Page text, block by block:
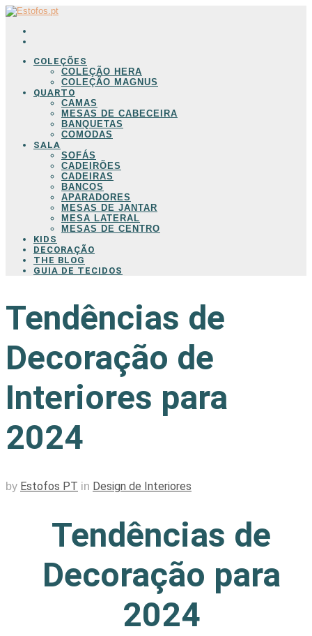
COLEÇÕES
COLEÇÃO HERA
COLEÇÃO MAGNUS
QUARTO
CAMAS
MESAS DE CABECEIRA
BANQUETAS
COMODAS
SALA
SOFÁS
CADEIRÕES
CADEIRAS
BANCOS
APARADORES
MESAS DE JANTAR
MESA LATERAL
MESAS DE CENTRO
KIDS
DECORAÇÃO
THE BLOG
GUIA DE TECIDOS
Tendências de
Decoração de
Interiores para
2024
by Estofos PT in Design de Interiores
Tendências de
Decoração para
2024